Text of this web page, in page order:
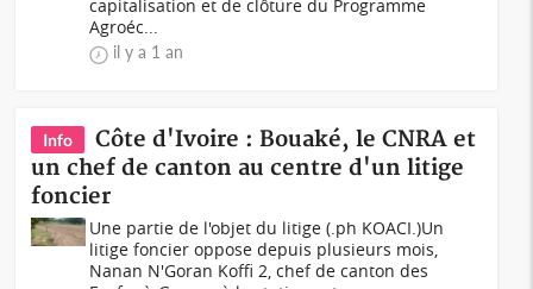
capitalisation et de clôture du Programme
Agroéc...
il y a 1 an
Info
Côte d'Ivoire : Bouaké, le CNRA et
un chef de canton au centre d'un litige
foncier
Une partie de l'objet du litige (.ph KOACI.)Un
litige foncier oppose depuis plusieurs mois,
Nanan N'Goran Koffi 2, chef de canton des